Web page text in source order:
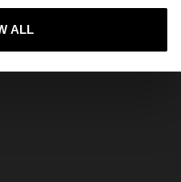
ALL
mă la United States